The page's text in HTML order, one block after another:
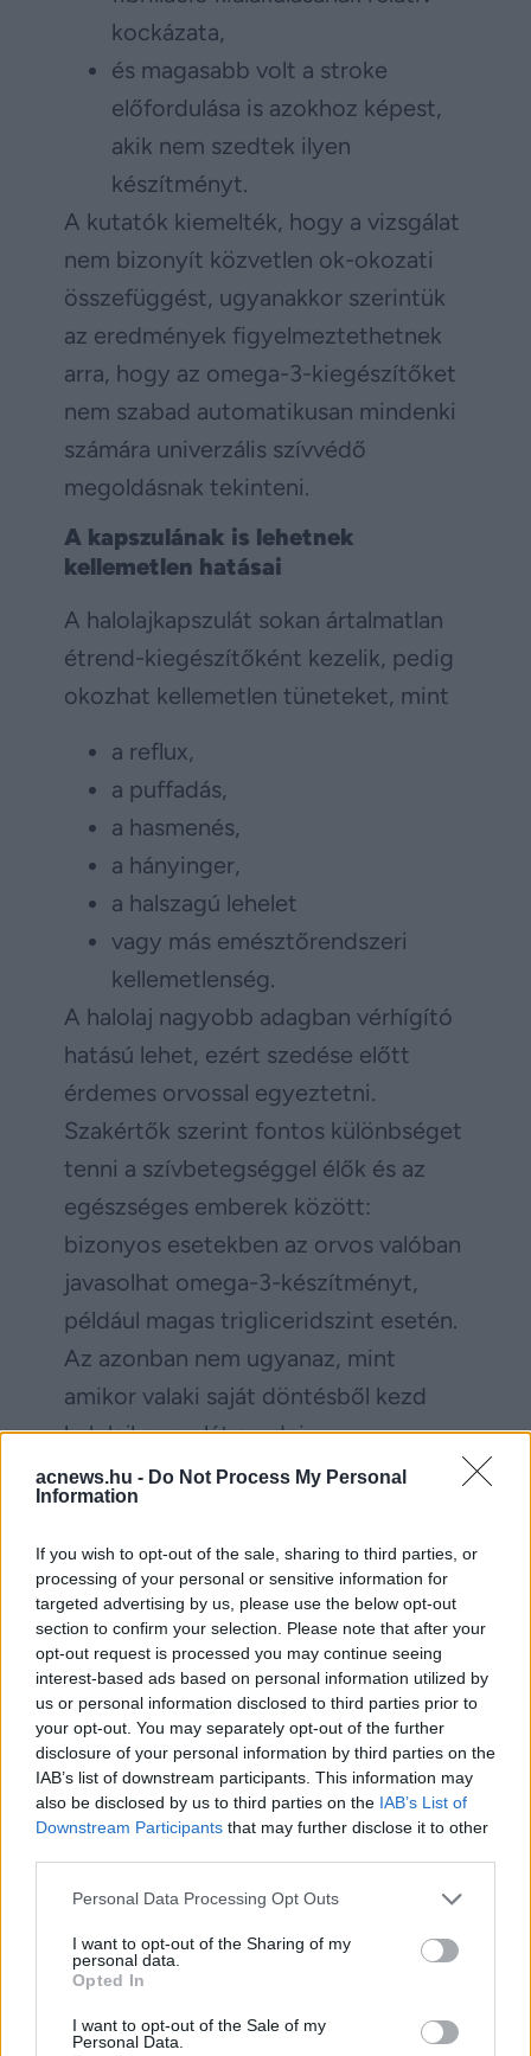
acnews.hu - Do Not Process My Personal
Information
If you wish to opt-out of the sale, sharing to third parties, or
processing of your personal or sensitive information for
targeted advertising by us, please use the below opt-out
section to confirm your selection. Please note that after your
opt-out request is processed you may continue seeing
interest-based ads based on personal information utilized by
us or personal information disclosed to third parties prior to
your opt-out. You may separately opt-out of the further
disclosure of your personal information by third parties on the
IAB’s list of downstream participants. This information may
also be disclosed by us to third parties on the IAB’s List of
Downstream Participants that may further disclose it to other
Please note that this website/app uses one or more Google
not limited to your visit or usage behaviour. You may click to
grant or deny consent to Google and its third-party tags to
use your data for below specified purposes in below Google
consent section.
Personal Data Processing Opt Outs
I want to opt-out of the Sharing of my
personal data.
Opted In
I want to opt-out of the Sale of my
Personal Data.
kockázata,
és magasabb volt a stroke
előfordulása is azokhoz képest,
akik nem szedtek ilyen
készítményt.
A kutatók kiemelték, hogy a vizsgálat
nem bizonyít közvetlen ok-okozati
összefüggést, ugyanakkor szerintük
az eredmények figyelmeztethetnek
arra, hogy az omega-3-kiegészítőket
nem szabad automatikusan mindenki
számára univerzális szívvédő
megoldásnak tekinteni.
A kapszulának is lehetnek
kellemetlen hatásai
A halolajkapszulát sokan ártalmatlan
étrend-kiegészítőként kezelik, pedig
okozhat kellemetlen tüneteket, mint
a reflux,
a puffadás,
a hasmenés,
a hányinger,
a halszagú lehelet
vagy más emésztőrendszeri
kellemetlenség.
A halolaj nagyobb adagban vérhígító
hatású lehet, ezért szedése előtt
érdemes orvossal egyeztetni.
Szakértők szerint fontos különbséget
tenni a szívbetegséggel élők és az
egészséges emberek között:
bizonyos esetekben az orvos valóban
javasolhat omega-3-készítményt,
például magas trigliceridszint esetén.
Az azonban nem ugyanaz, mint
amikor valaki saját döntésből kezd
halolajkapszulát szedni
megelőzésként.
lehetnek, de önmagukban nem
helyettesítik az egészséges
életmódot. A kiegyensúlyozott
étrend, a rendszeres mozgás, a
dohányzás kerülése, a megfelelő
testsúly és az orvosi kontroll továbbra
is kulcsszerepet játszik a szív
védelmében.
Facebook
Reddit
Email